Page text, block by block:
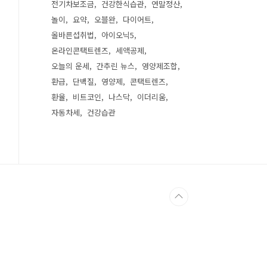
전기차보조금
건강한식습관
연말정산
놀이
요약 오블완
다이어트
올바른섭취법
아이오닉5
온라인콘택트렌즈
세액공제
오늘의 운세
간추린 뉴스
영양제조합
환급
단백질 영양제
콘택트렌즈
환율
비트코인 나스닥
이더리움
자동차세
건강습관